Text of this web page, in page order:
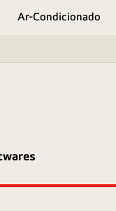
Ar-Condicionado